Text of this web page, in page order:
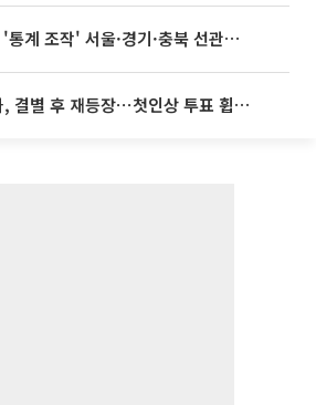
조작' 서울·경기·충북 선관위 등 추가 압수수색
‘나솔사계’ 국화, 결별 후 재등장⋯첫인상 투표 휩쓸고 ‘인기녀’ 등극